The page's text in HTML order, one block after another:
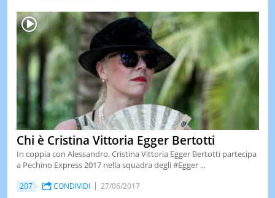
LE
IERI
Chi è Cristina Vittoria Egger Bertotti
In coppia con Alessandro, Cristina Vittoria Egger Bertotti partecipa
a Pechino Express 2017 nella squadra degli #Egger ...
207 CONDIVIDI 27/06/2017